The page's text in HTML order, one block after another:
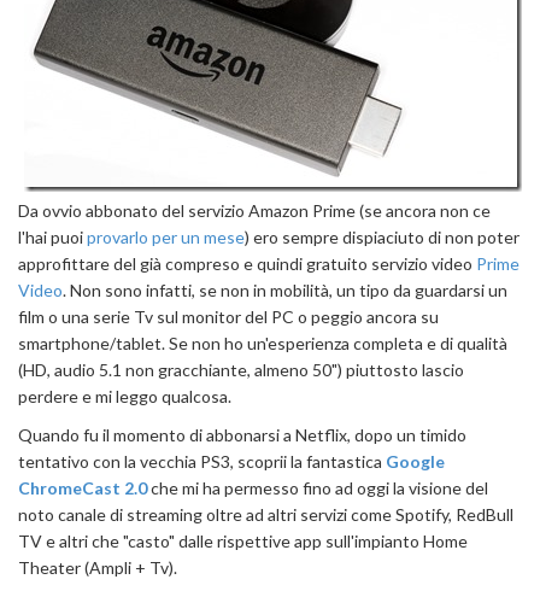
Da ovvio abbonato del servizio Amazon Prime (se ancora non ce
l'hai puoiprovarlo per un mese) ero sempre dispiaciuto di non poter
approfittare del già compreso e quindi gratuito servizio video Prime
Video. Non sono infatti, se non in mobilità, un tipo da guardarsi un
film o una serie Tv sul monitor del PC o peggio ancora su
smartphone/tablet. Se non ho un'esperienza completa e di qualità
(HD, audio 5.1 non gracchiante, almeno 50") piuttosto lascio
perdere e mi leggo qualcosa.
Quando fu il momento di abbonarsi a Netflix, dopo un timido
tentativo con la vecchia PS3, scoprii la fantastica Google
ChromeCast 2.0che mi ha permesso fino ad oggi la visione del
noto canale di streaming oltre ad altri servizi come Spotify, RedBull
TV e altri che "casto" dalle rispettive app sull'impianto Home
Theater (Ampli + Tv).